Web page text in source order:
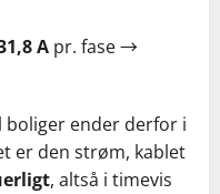
A pr. fase →
boliger ender derfor i
er den strøm, kablet
, altså i timevis